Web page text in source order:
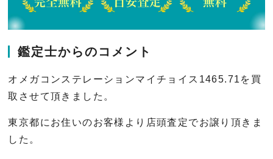
鑑定士からのコメント
オメガコンステレーションマイチョイス1465.71を買
取させて頂きました。
東京都にお住いのお客様より店頭査定でお譲り頂きま
した。